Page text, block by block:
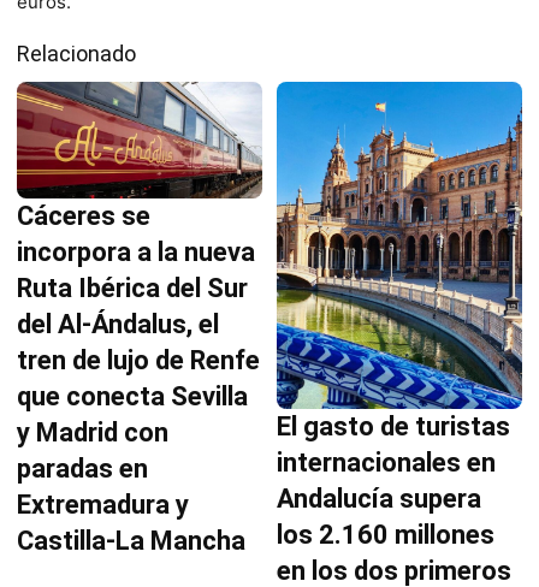
Relacionado
Cáceres se
incorpora a la nueva
Ruta Ibérica del Sur
del Al-Ándalus, el
tren de lujo de Renfe
que conecta Sevilla
y Madrid con
paradas en
Extremadura y
Castilla-La Mancha
El gasto de turistas
internacionales en
Andalucía supera
los 2.160 millones
en los dos primeros